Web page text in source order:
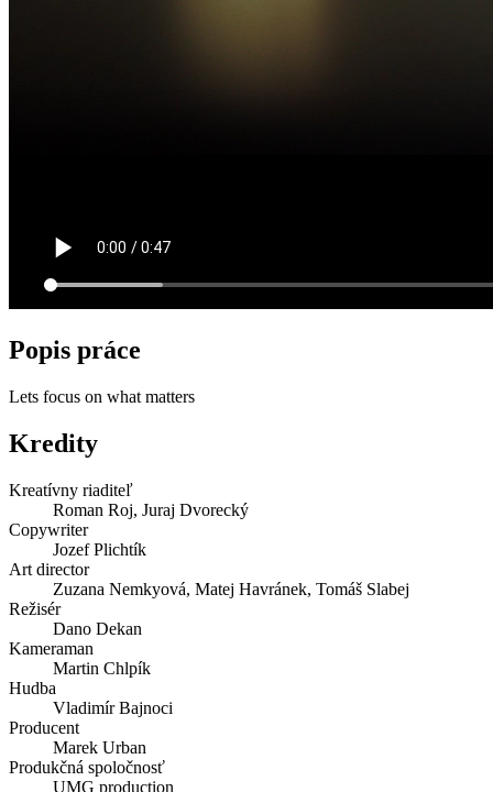
Popis práce
Lets focus on what matters
Kredity
Kreatívny riaditeľ
Roman Roj, Juraj Dvorecký
Copywriter
Jozef Plichtík
Art director
Zuzana Nemkyová, Matej Havránek, Tomáš Slabej
Režisér
Dano Dekan
Kameraman
Martin Chlpík
Hudba
Vladimír Bajnoci
Producent
Marek Urban
Produkčná spoločnosť
UMG production